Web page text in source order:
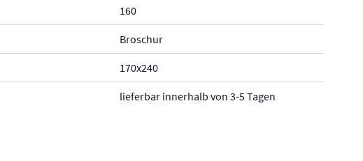
160
Broschur
170x240
lieferbar innerhalb von 3-5 Tagen